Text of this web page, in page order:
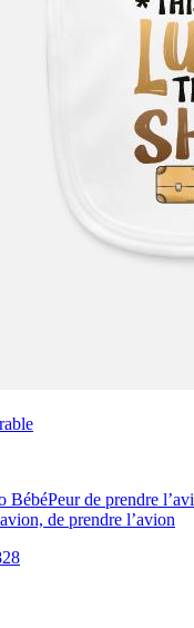
BébéPeur de prendre
de prendre l’avion